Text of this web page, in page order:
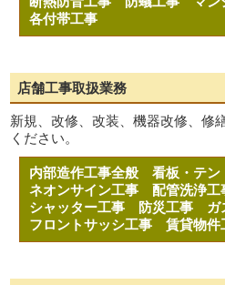
各付帯工事
店舗工事取扱業務
新規、改修、改装、機器改修、修
ください。
内部造作工事全般看板・テ
ネオンサイン工事配管洗浄
シャッター工事
防災工事
フロントサッシ工事賃貸物